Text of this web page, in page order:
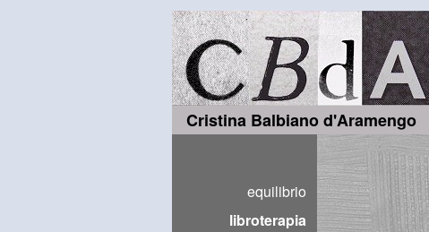
Cristina Balbiano d'Aramengo
equilibrio
libroterapia